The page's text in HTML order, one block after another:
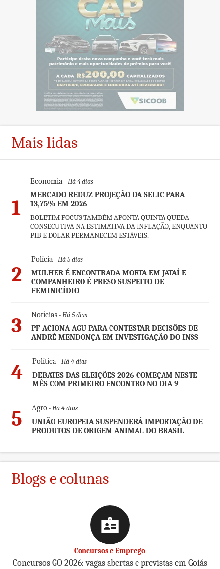
Mais lidas
1
Economia - Há 4 dias
MERCADO REDUZ PROJEÇÃO DA SELIC PARA
13,75% EM 2026
BOLETIM FOCUS TAMBÉM APONTA QUINTA QUEDA
CONSECUTIVA NA ESTIMATIVA DA INFLAÇÃO, ENQUANTO
PIB E DÓLAR PERMANECEM ESTÁVEIS.
2
Polícia - Há 5 dias
MULHER É ENCONTRADA MORTA EM JATAÍ E
COMPANHEIRO É PRESO SUSPEITO DE
FEMINICÍDIO
3 Notícias- Há 5 dias
PF ACIONA AGU PARA CONTESTAR DECISÕES DE
ANDRÉ MENDONÇA EM INVESTIGAÇÃO DO INSS
4 Política - Há 4 dias
DEBATES DAS ELEIÇÕES 2026 COMEÇAM NESTE
MÊS COM PRIMEIRO ENCONTRO NO DIA 9
5 Agro- Há 4 dias
UNIÃO EUROPEIA SUSPENDERÁ IMPORTAÇÃO DE
PRODUTOS DE ORIGEM ANIMAL DO BRASIL
Blogs e colunas
Concursos e Emprego
Concursos GO 2026: vagas abertas e previstas em Goiás